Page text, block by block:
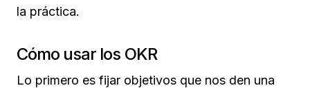
la práctica.
Cómo usar los OKR
Lo primero es fijar objetivos que nos den una